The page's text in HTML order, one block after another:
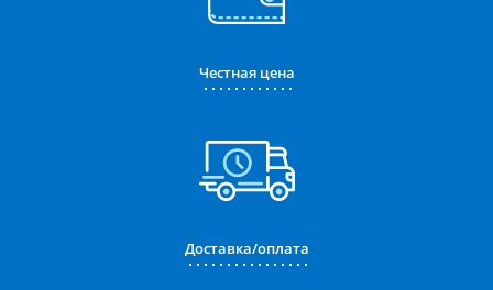
Честная цена
Доставка/оплата